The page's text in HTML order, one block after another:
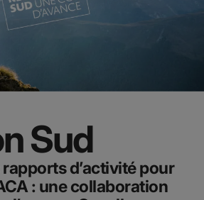
Sud
d’activité pour
: une collaboration